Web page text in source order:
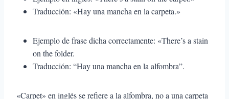
Traducción: «Hay una mancha en la carpeta.»
Ejemplo de frase dicha correctamente: «There’s a stain
on the folder.
Traducción: “Hay una mancha en la alfombra”.
«Carpet» en inglés se refiere a la alfombra, no a una carpeta